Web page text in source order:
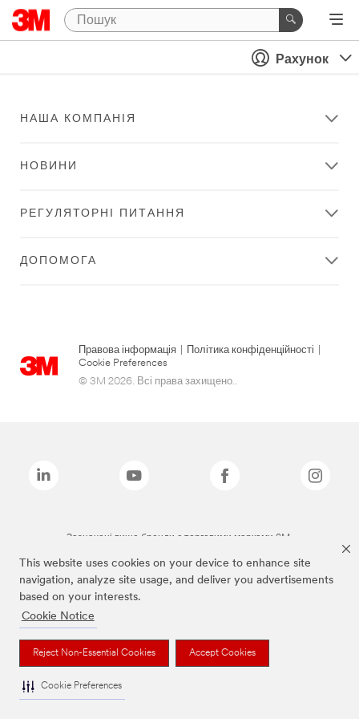
This website uses cookies on your device to enhance site
navigation, analyze site usage, and deliver you advertisements
based on your interests.
Cookie Notice
Reject Non-Essential Cookies Accept Cookies
Cookie Preferences
Рахунок
НАША КОМПАНІЯ
НОВИНИ
РЕГУЛЯТОРНІ ПИТАННЯ
ДОПОМОГА
Правова інформація Політика конфіденційності
Cookie Preferences
© 3M 2026. Всі права захищено..
Зазначені вище бренди є торговими марками 3M.